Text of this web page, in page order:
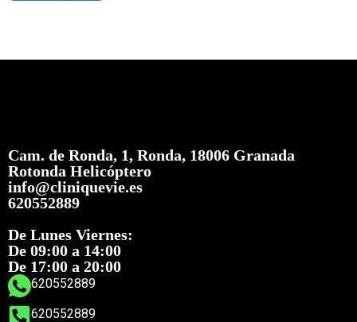
Cam. de Ronda, 1, Ronda, 18006 Granada
Rotonda Helicóptero
info@cliniquevie.es
620552889
De Lunes Viernes:
De 09:00 a 14:00
De 17:00 a 20:00
620552889
620552889